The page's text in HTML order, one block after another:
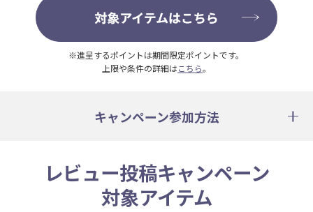
※進呈するポイントは期間限定ポイントです。
上限や条件の詳細はこちら。
キャンペーン参加方法
レビュー投稿キャンペーン
対象アイテム